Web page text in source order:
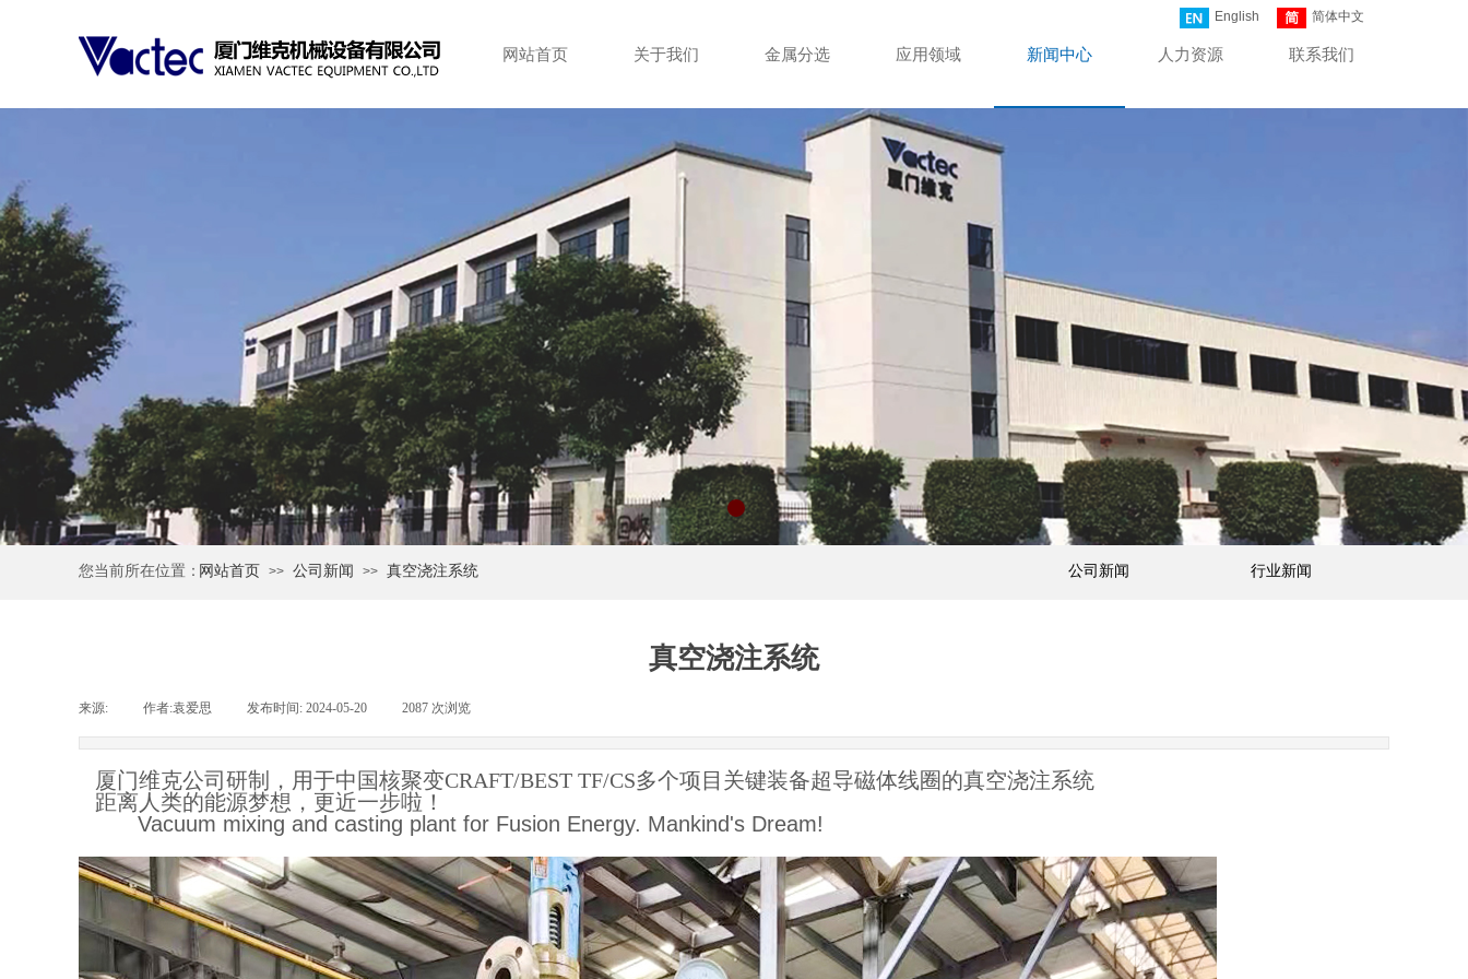
English 简体中文
网站首页 关于我们 金属分选 应用领域 新闻中心 人力资源 联系我们
公司新闻 行业新闻
您当前所在位置： 网站首页 >> 公司新闻 >> 真空浇注系统
真空浇注系统
来源: 作者:袁爱思 发布时间: 2024-05-20 2087 次浏览
厦门维克公司研制，用于中国核聚变CRAFT/BEST TF/CS多个项目关键装备超导磁体线圈的真空浇注系统
距离人类的能源梦想，更近一步啦！
Vacuum mixing and casting plant for Fusion Energy. Mankind's Dream!